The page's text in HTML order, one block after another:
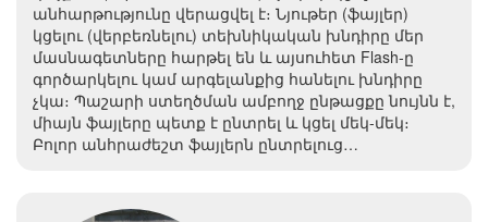
անհարթությունը վերացվել է։ Նյութեր (ֆայլեր)
կցելու (վերբեռնելու) տեխնիկական խնդիրը մեր
մասնագետները հարթել են և այսուհետ Flash-ը
գործարկելու կամ արգելանքից հանելու խնդիրը
չկա։ Պաշարի ստեղծման ամբողջ ընթացքը նույնն է,
միայն ֆայլերը պետք է ընտրել և կցել մեկ-մեկ։
Բոլոր անհրաժեշտ ֆայլերն ընտրելուց…